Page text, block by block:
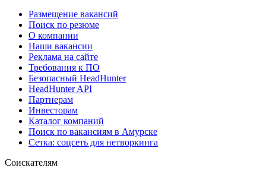
Размещение вакансий
Поиск по резюме
О компании
Наши вакансии
Реклама на сайте
Требования к ПО
Безопасный HeadHunter
HeadHunter API
Партнерам
Инвесторам
Каталог компаний
Поиск по вакансиям в Амурске
Сетка: соцсеть для нетворкинга
Соискателям